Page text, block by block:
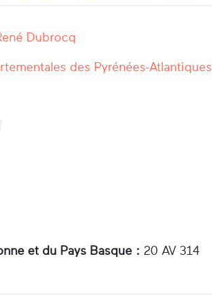
Dubrocq
des Pyrénées-Atlantiques
et du Pays Basque : 20 AV 314